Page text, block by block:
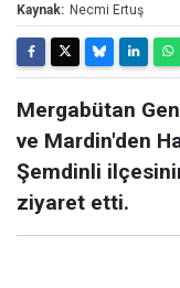
Kaynak: Necmi Ertuş
Mergabütan
ve Mardin'den
Şemdinli
ziyaret etti.